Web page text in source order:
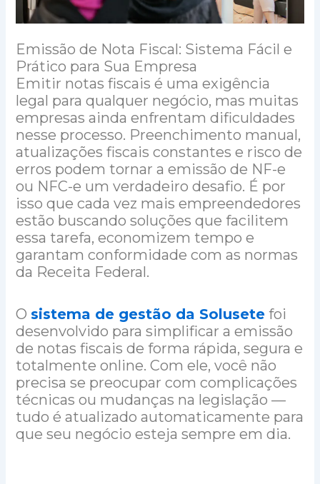
Emissão de Nota Fiscal: Sistema Fácil e
Prático para Sua Empresa
Emitir notas fiscais é uma exigência
legal para qualquer negócio, mas muitas
empresas ainda enfrentam dificuldades
nesse processo. Preenchimento manual,
atualizações fiscais constantes e risco de
erros podem tornar a emissão de NF-e
ou NFC-e um verdadeiro desafio. É por
isso que cada vez mais empreendedores
estão buscando soluções que facilitem
essa tarefa, economizem tempo e
garantam conformidade com as normas
da Receita Federal.
O sistema de gestão da Solusete foi
desenvolvido para simplificar a emissão
de notas fiscais de forma rápida, segura e
totalmente online. Com ele, você não
precisa se preocupar com complicações
técnicas ou mudanças na legislação —
tudo é atualizado automaticamente para
que seu negócio esteja sempre em dia.